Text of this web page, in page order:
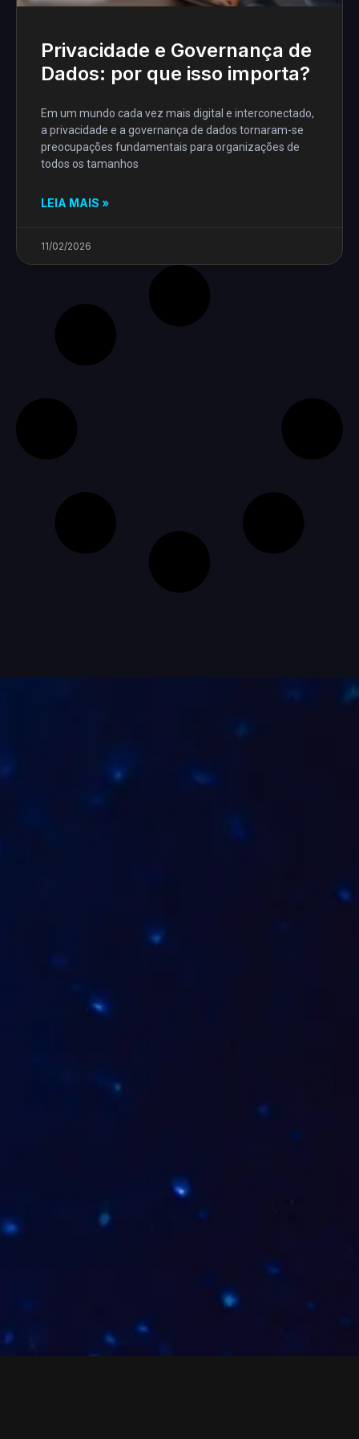
Privacidade e Governança de
Dados: por que isso importa?
Em um mundo cada vez mais digital e interconectado,
a privacidade e a governança de dados tornaram-se
preocupações fundamentais para organizações de
todos os tamanhos
LEIA MAIS »
11/02/2026